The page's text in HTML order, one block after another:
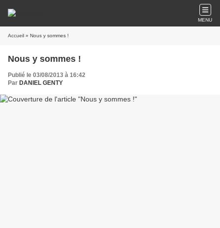
MENU
Accueil » Nous y sommes !
Nous y sommes !
Publié le 03/08/2013 à 16:42
Par DANIEL GENTY